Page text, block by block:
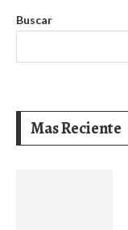
Buscar
Mas Reciente